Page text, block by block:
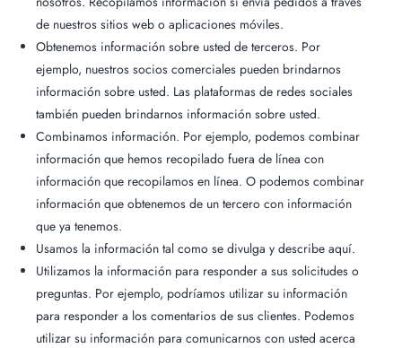
de nuestros sitios web o aplicaciones móviles.
Obtenemos información sobre usted de terceros. Por
ejemplo, nuestros socios comerciales pueden brindarnos
información sobre usted. Las plataformas de redes sociales
también pueden brindarnos información sobre usted.
Combinamos información. Por ejemplo, podemos combinar
información que hemos recopilado fuera de línea con
información que recopilamos en línea. O podemos combinar
información que obtenemos de un tercero con información
que ya tenemos.
Usamos la información tal como se divulga y describe aquí.
Utilizamos la información para responder a sus solicitudes o
preguntas. Por ejemplo, podríamos utilizar su información
para responder a los comentarios de sus clientes. Podemos
utilizar su información para comunicarnos con usted acerca